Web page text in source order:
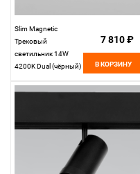
Slim Magnetic
Трековый
светильник 14W
4200K Dual (чёрный)
Elektrostandard
7 810 ₽
В КОРЗИНУ